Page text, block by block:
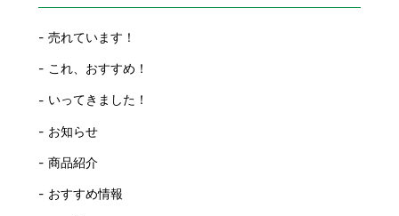
売れています！
これ、おすすめ！
いってきました！
お知らせ
商品紹介
おすすめ情報